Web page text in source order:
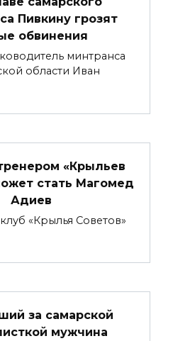
Пивкину грозят
обвинения
минтранса
области Иван
«Крыльев
стать Магомед
Адиев
«Крылья Советов»
за самарской
мужчина